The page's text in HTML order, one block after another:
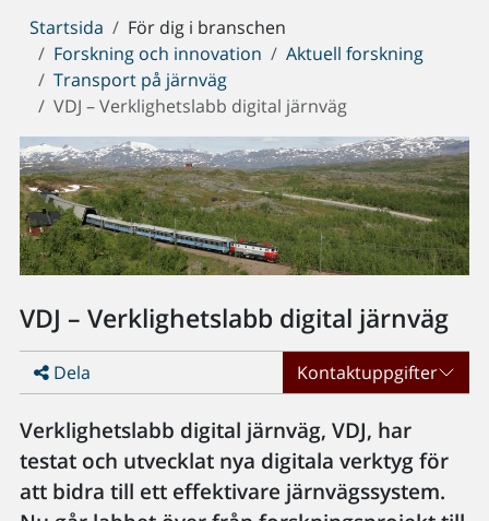
Du
är
här:
Startsida
För dig i branschen
Forskning och innovation
Aktuell forskning
Transport på järnväg
VDJ – Verklighetslabb digital järnväg
VDJ – Verklighetslabb digital järnväg
Dela Kontaktuppgifter
Verklighetslabb digital järnväg, VDJ, har
testat och utvecklat nya digitala verktyg för
att bidra till ett effektivare järnvägssystem.